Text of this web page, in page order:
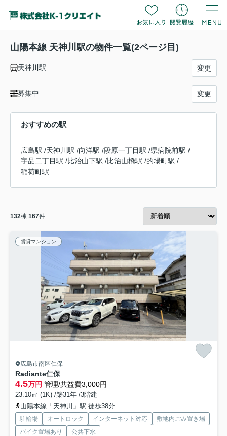
山陽本線 天神川駅の物件一覧(2ページ目)
天神川駅 変更
募集中 変更
おすすめの駅
広島駅 /天神川駅 /向洋駅 /段原一丁目駅 /県病院前駅 /
宇品二丁目駅 /比治山下駅 /比治山橋駅 /的場町駅 /
稲荷町駅
132棟 167件
賃貸マンション
広島市南区仁保
Radiante仁保
4.5万円 管理/共益費3,000円
23.10㎡ (1K) /築31年 /3階建
山陽本線「天神川」駅 徒歩38分
駐輪場 オートロック インターネット対応
敷地内ごみ置き場
バイク置場あり
公共下水